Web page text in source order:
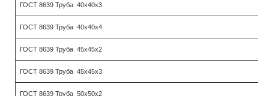
ГОСТ 8639 Труба 40х40х3
ГОСТ 8639 Труба 40х40х4
ГОСТ 8639 Труба 45х45х2
ГОСТ 8639 Труба 45х45х3
ГОСТ 8639 Труба 50х50х2